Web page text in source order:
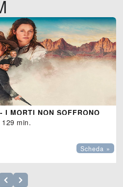
I MORTI NON SOFFRONO
129 min.
Scheda »